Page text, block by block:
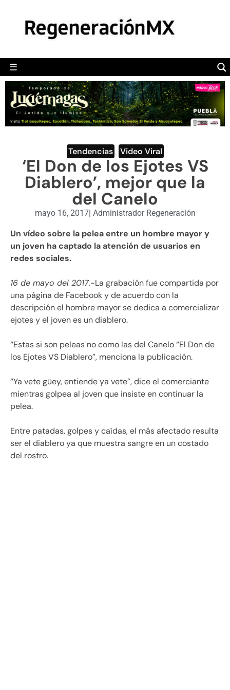
☰
POLÍTICA
CAMALEÓN
OPINIÓN
DEPORTES
ENGLISH SECTION
VIDEOS
Tendencias Video Viral
‘El Don de los Ejotes VS
Diablero’, mejor que la
del Canelo
mayo 16, 2017| Administrador Regeneración
Un vídeo sobre la pelea entre un hombre mayor y
un joven ha captado la atención de usuarios en
redes sociales.
16 de mayo del 2017.-La grabación fue compartida por
una página de Facebook y de acuerdo con la
descripción el hombre mayor se dedica a comercializar
ejotes y el joven es un diablero.
“Estas si son peleas no como las del Canelo “El Don de
los Ejotes VS Diablero”, menciona la publicación.
“Ya vete güey, entiende ya vete”, dice el comerciante
mientras golpea al joven que insiste en continuar la
pelea.
Entre patadas, golpes y caídas, el más afectado resulta
ser el diablero ya que muestra sangre en un costado
del rostro.